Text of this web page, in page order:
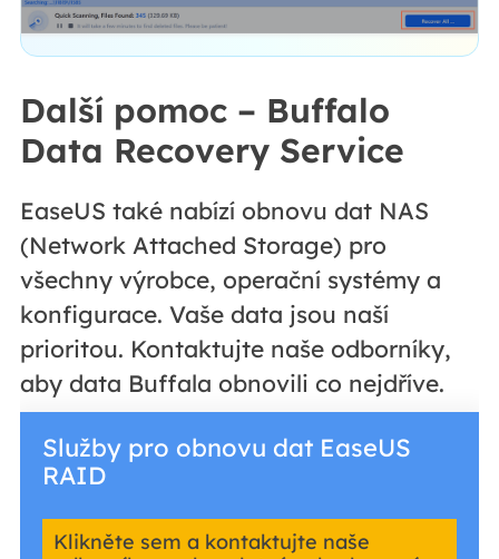
Další pomoc – Buffalo
Data Recovery Service
EaseUS také nabízí obnovu dat NAS
(Network Attached Storage) pro
všechny výrobce, operační systémy a
konfigurace. Vaše data jsou naší
prioritou. Kontaktujte naše odborníky,
aby data Buffala obnovili co nejdříve.
Služby pro obnovu dat EaseUS
RAID
Klikněte sem a kontaktujte naše